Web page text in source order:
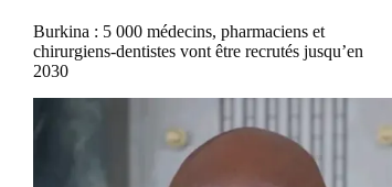
Burkina : 5 000 médecins, pharmaciens et
chirurgiens-dentistes vont être recrutés jusqu’en
2030